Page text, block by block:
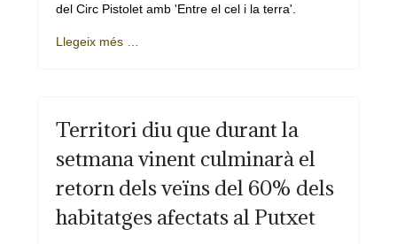
del Circ Pistolet amb 'Entre el cel i la terra'.
Llegeix més …
Territori diu que durant la
setmana vinent culminarà el
retorn dels veïns del 60% dels
habitatges afectats al Putxet